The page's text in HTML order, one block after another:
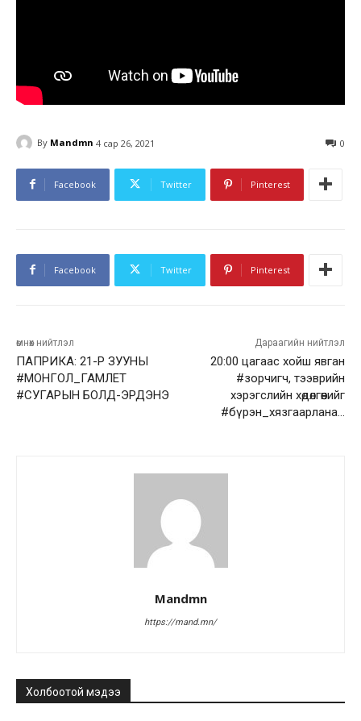
By Mandmn 4 сар 26, 2021 0
Facebook Twitter Pinterest
Facebook Twitter Pinterest
өмнөх нийтлэл
ПАПРИКА: 21-Р ЗУУНЫ
#МОНГОЛ_ГАМЛЕТ
#СУГАРЫН БОЛД-ЭРДЭНЭ
Дараагийн нийтлэл
20:00 цагаас хойш явган
#зорчигч, тээврийн
хэрэгслийн хөдөлгөөнийг
#бүрэн_хязгаарлана…
Mandmn
https://mand.mn/
Холбоотой мэдээ